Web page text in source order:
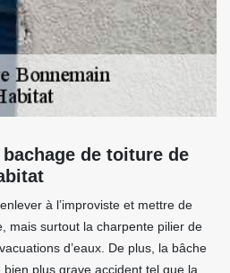
bachage de toiture de
à l’improviste et mettre de
mais surtout la charpente pilier de
d’eaux. De plus, la bâche
plus grave accident tel que la